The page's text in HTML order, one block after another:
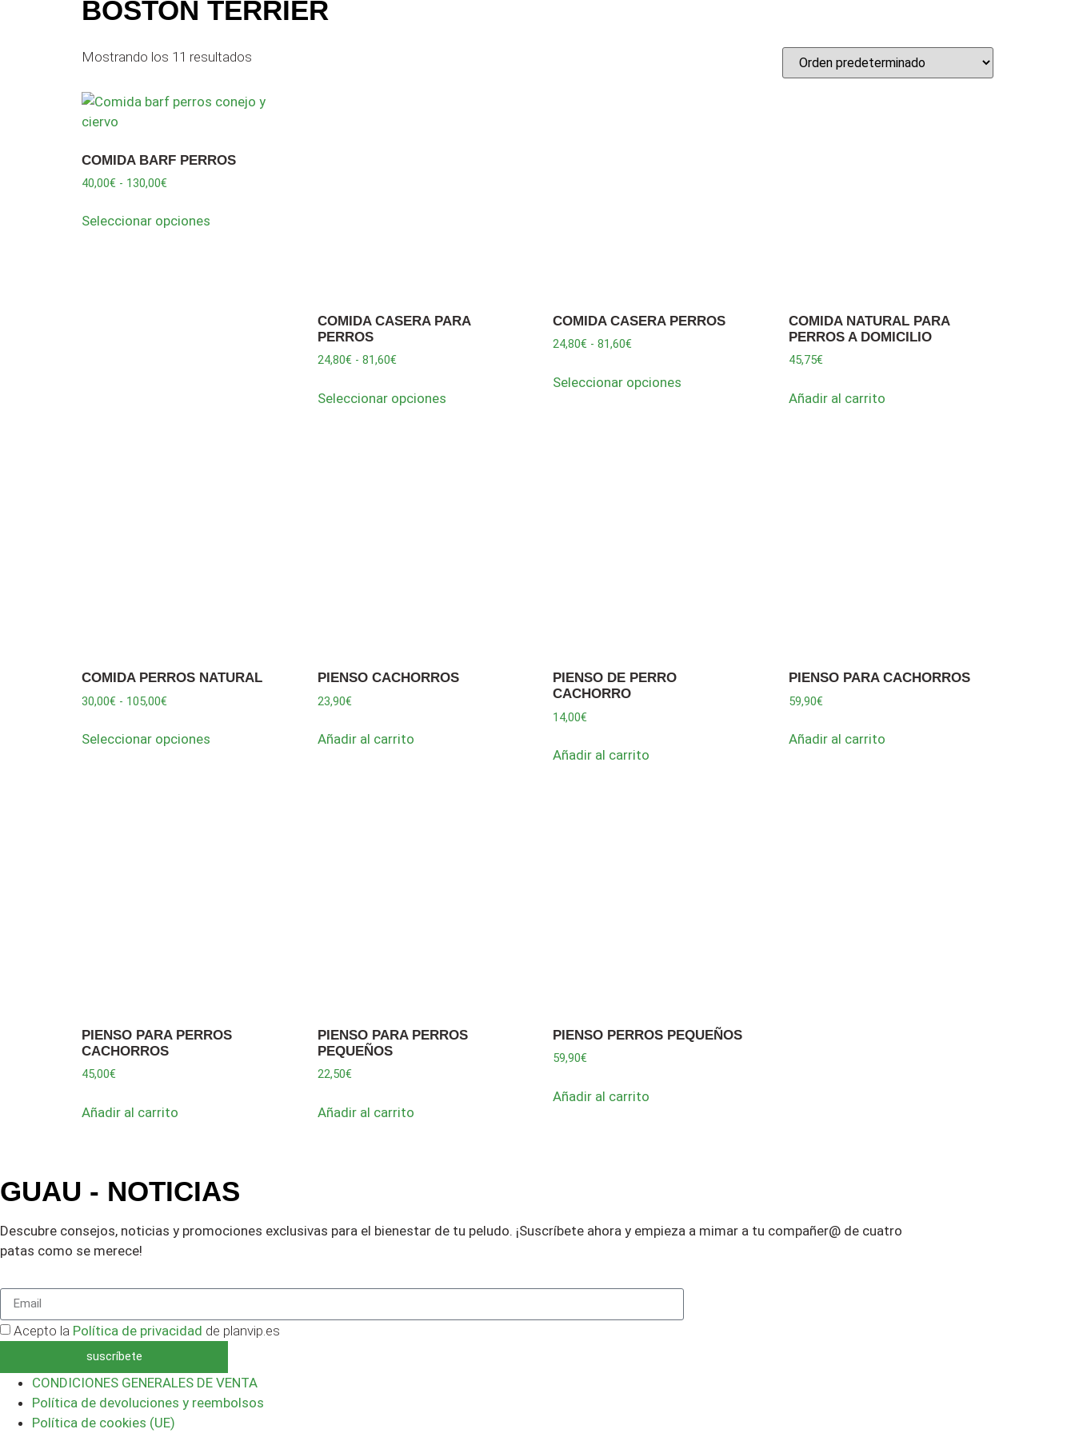
BOSTON TERRIER
Mostrando los 11 resultados
COMIDA BARF PERROS
40,00€ - 130,00€
Seleccionar opciones
COMIDA CASERA PARA
PERROS
24,80€ - 81,60€
Seleccionar opciones
COMIDA CASERA PERROS
24,80€ - 81,60€
Seleccionar opciones
COMIDA NATURAL PARA
PERROS A DOMICILIO
45,75€
Añadir al carrito
COMIDA PERROS NATURAL
30,00€ - 105,00€
Seleccionar opciones
PIENSO CACHORROS
23,90€
Añadir al carrito
PIENSO DE PERRO
CACHORRO
14,00€
Añadir al carrito
PIENSO PARA CACHORROS
59,90€
Añadir al carrito
PIENSO PARA PERROS
CACHORROS
45,00€
Añadir al carrito
PIENSO PARA PERROS
PEQUEÑOS
22,50€
Añadir al carrito
PIENSO PERROS PEQUEÑOS
59,90€
Añadir al carrito
GUAU - NOTICIAS
Descubre consejos, noticias y promociones exclusivas para el bienestar de tu peludo. ¡Suscríbete ahora y empieza a mimar a tu compañer@ de cuatro
patas como se merece!
Acepto la Política de privacidad de planvip.es
suscríbete
CONDICIONES GENERALES DE VENTA
Política de devoluciones y reembolsos
Política de cookies (UE)